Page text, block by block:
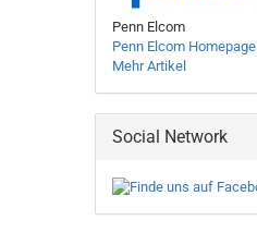
Penn Elcom
Penn Elcom Homepage
Mehr Artikel
Social Network